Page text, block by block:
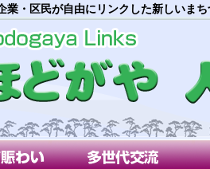
業・区民が自由にリンクした新しいまち